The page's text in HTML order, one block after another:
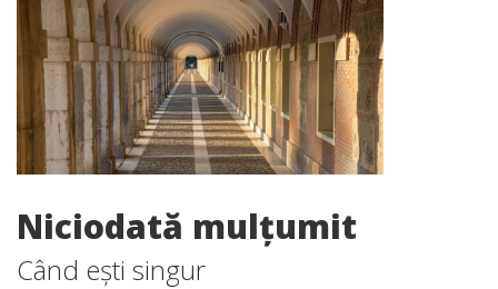
Niciodată mulțumit
Când ești singur